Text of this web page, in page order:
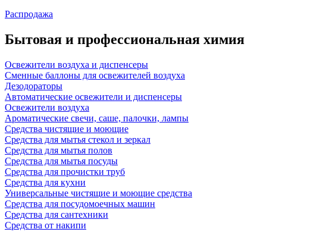
Распродажа
Бытовая и профессиональная химия
Освежители воздуха и диспенсеры
Сменные баллоны для освежителей воздуха
Дезодораторы
Автоматические освежители и диспенсеры
Освежители воздуха
Ароматические свечи, саше, палочки, лампы
Средства чистящие и моющие
Средства для мытья стекол и зеркал
Средства для мытья полов
Средства для мытья посуды
Средства для прочистки труб
Средства для кухни
Универсальные чистящие и моющие средства
Средства для посудомоечных машин
Средства для сантехники
Средства от накипи